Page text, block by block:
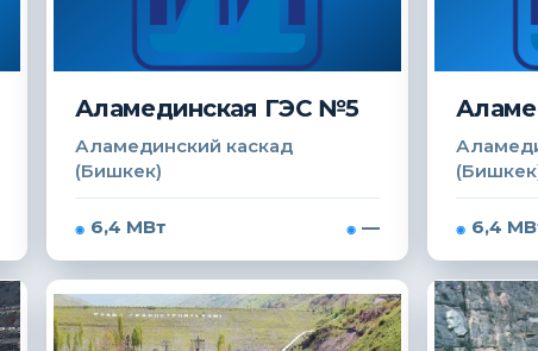
Аламединская ГЭС №5
Аламединский каскад
(Бишкек)
6,4 МВт — 6,4